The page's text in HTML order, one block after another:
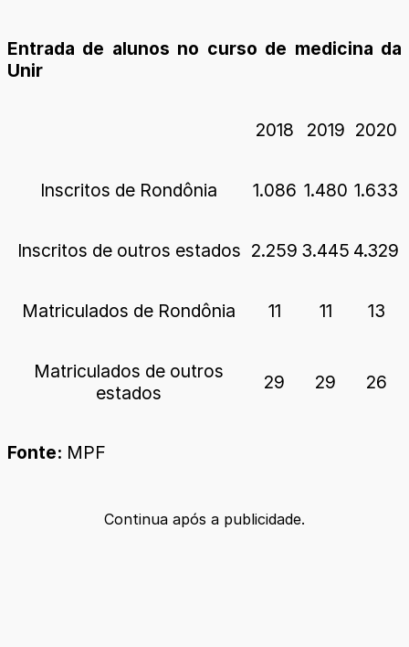
Entrada de alunos no curso de medicina da
Unir
2018 2019 2020
Inscritos de Rondônia 1.086 1.480 1.633
Inscritos de outros estados 2.259 3.445 4.329
Matriculados de Rondônia 11 11 13
Matriculados de outros
estados
29 29 26
Fonte: MPF
Continua após a publicidade.